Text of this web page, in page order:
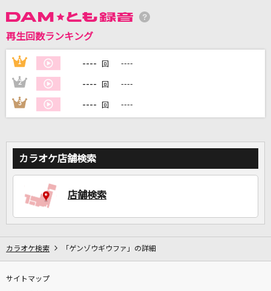
LEO今井
[生音]ピースサイン
米津玄師
カラオケをもっと楽しもう！
再生回数ランキング
1 ---- 回 ----
2 ---- 回 ----
3 ---- 回 ----
カラオケ店舗検索
店舗検索
カラオケ検索 「ゲンゾウギウファ」の詳細
サイトマップ